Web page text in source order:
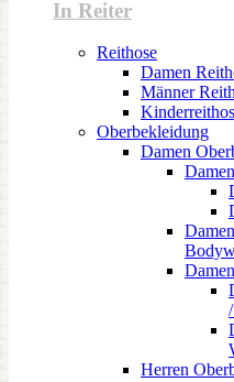
In Reiter
Reithose
Damen
Männer
Oberbekleidung
Damen
Herren